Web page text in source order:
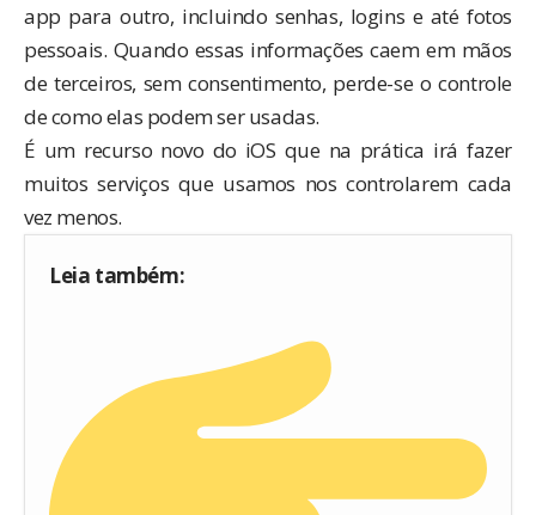
app para outro, incluindo senhas, logins e até fotos
pessoais. Quando essas informações caem em mãos
de terceiros, sem consentimento, perde-se o controle
de como elas podem ser usadas.
É um recurso novo do iOS que na prática irá fazer
muitos serviços que usamos nos controlarem cada
vez menos.
Leia também: